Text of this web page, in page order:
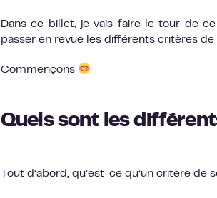
Dans ce billet, je vais faire le tour de
passer en revue les différents critères
Commençons
Quels sont les
Tout d’abord, qu’est-ce qu’un critère de